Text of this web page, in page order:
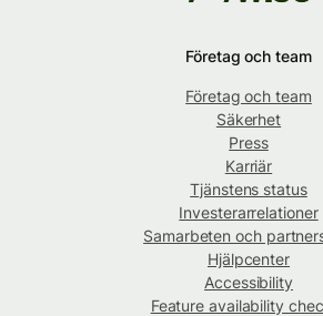
Företag och team
Företag och team
Säkerhet
Press
Karriär
Tjänstens status
Investerarrelationer
Samarbeten och
Hjälpcenter
Accessibility
Feature availability